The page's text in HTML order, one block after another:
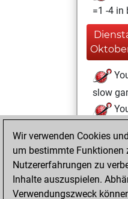
=1 -4 in
slow
13, 2024
Wir verwenden Cookies
um bestimmte Funktionen
Nutzererfahrungen zu
Inhalte auszuspielen.
Verwendungszweck